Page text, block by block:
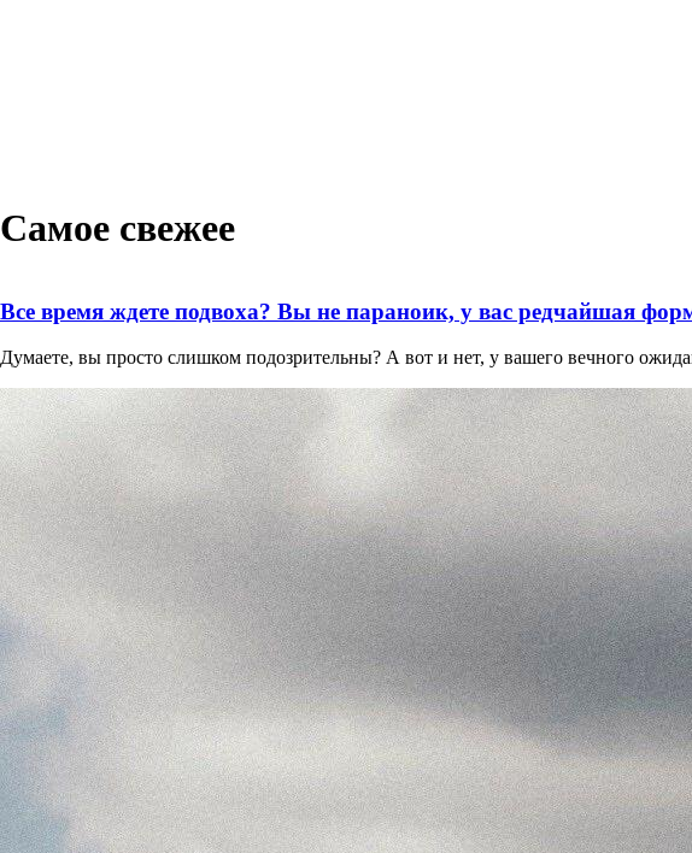
Самое свежее
Все время ждете подвоха? Вы не параноик, у вас редчайшая
Думаете, вы просто слишком подозрительны? А вот и нет, у вашего вечного